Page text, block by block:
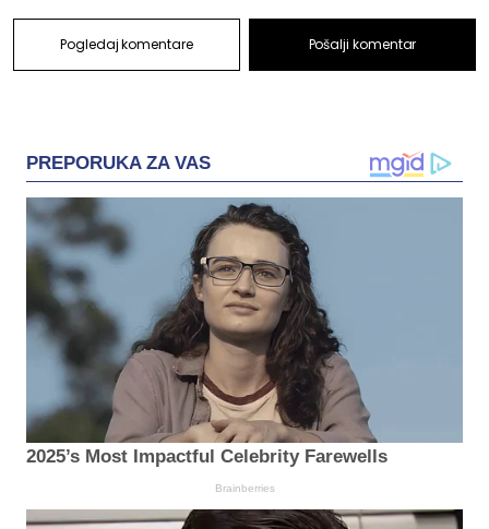
Pogledaj komentare Pošalji komentar
PREPORUKA ZA VAS
2025’s Most Impactful Celebrity Farewells
Brainberries